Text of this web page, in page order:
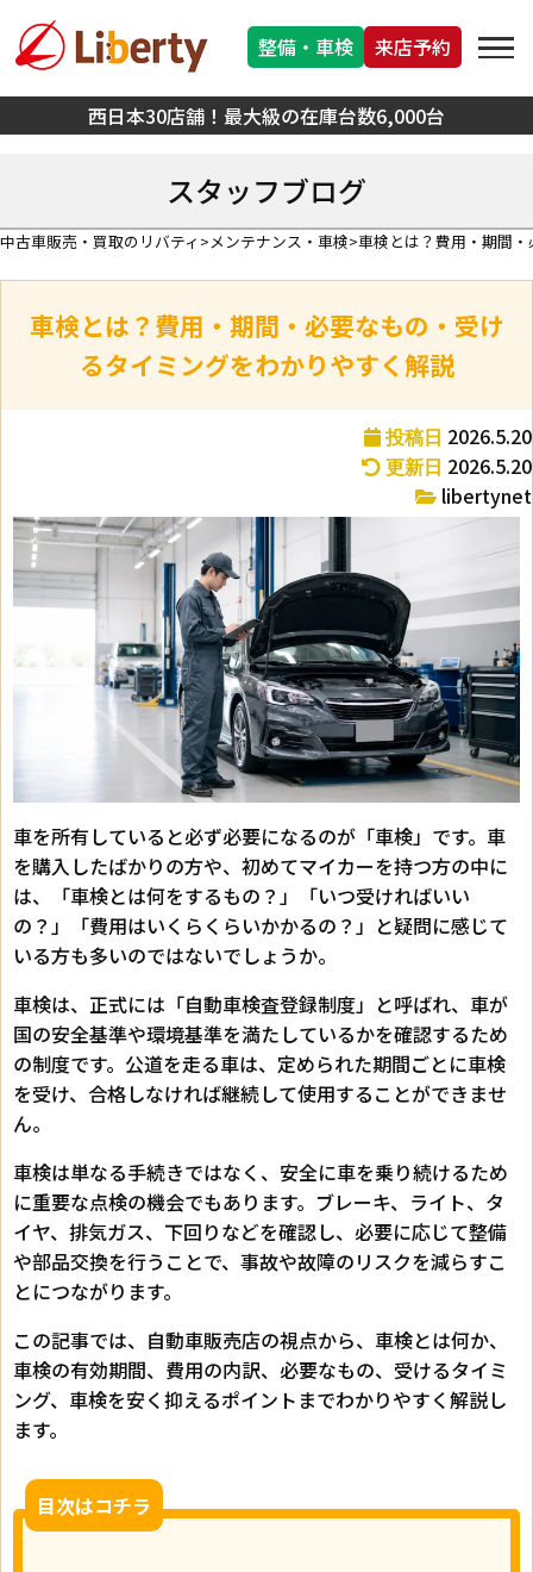
西日本30店舗！最大級の在庫台数6,000台
整備・車検 来店予約
スタッフブログ
中古車販売・買取のリバティ メンテナンス・車検 車検とは？費用・期間
車検とは？費用・期間・必要なもの・受け
るタイミングをわかりやすく解説
投稿日 2026.5.20
更新日 2026.5.20
libertynet
車を所有していると必ず必要になるのが「車検」です。車
を購入したばかりの方や、初めてマイカーを持つ方の中に
は、「車検とは何をするもの？」「いつ受ければいい
の？」「費用はいくらくらいかかるの？」と疑問に感じて
いる方も多いのではないでしょうか。
車検は、正式には「自動車検査登録制度」と呼ばれ、車が
国の安全基準や環境基準を満たしているかを確認するため
の制度です。公道を走る車は、定められた期間ごとに車検
を受け、合格しなければ継続して使用することができませ
ん。
車検は単なる手続きではなく、安全に車を乗り続けるため
に重要な点検の機会でもあります。ブレーキ、ライト、タ
イヤ、排気ガス、下回りなどを確認し、必要に応じて整備
や部品交換を行うことで、事故や故障のリスクを減らすこ
とにつながります。
この記事では、自動車販売店の視点から、車検とは何か、
車検の有効期間、費用の内訳、必要なもの、受けるタイミ
ング、車検を安く抑えるポイントまでわかりやすく解説し
ます。
目次はコチラ